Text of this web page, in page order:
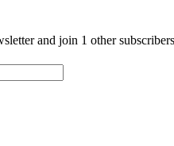
and join 1 other